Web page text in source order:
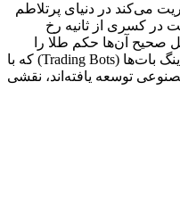
می‌کند در دنیای پرتلاطم
در کسری از ثانیه رخ
صحیح آن‌ها حکم طلا را
دارد. ربات‌های معامله‌گر یا همان تریدینگ بات‌ها (Trading Bots) که با
توسعه یافته‌اند، نقشی